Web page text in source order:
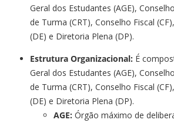
Geral dos Estudantes (AGE),
de Turma (CRT), Conselho Fiscal
(DE) e Diretoria Plena (DP).
Estrutura Organizacional: É
Geral dos Estudantes (AGE),
de Turma (CRT), Conselho Fiscal
(DE) e Diretoria Plena (DP).
AGE: Órgão máximo de